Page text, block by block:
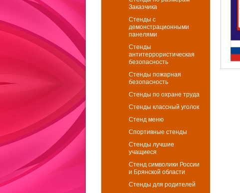
Заказчика
Стенды с
демонстрационными
панелями
Стенды
антитеррористическая
безопасность
Стенды пожарная
безопасность
Стенды по охране труда
Стенды классный уголок
Стенд меню
Спортивные стенды
Стенды лучшие
учащиеся
Стенд символики России
и Брянской области
Стенды для родителей